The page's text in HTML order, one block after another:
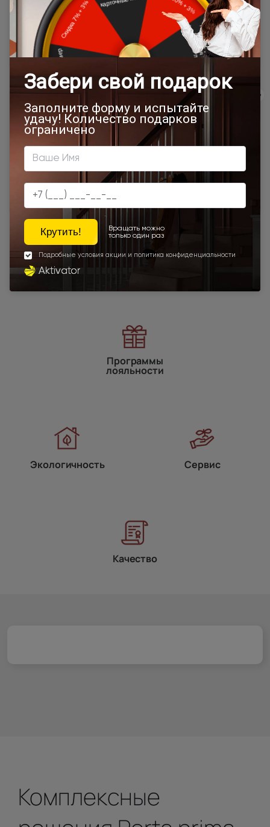
дилера в данном регионе или, при заказе через запрос с
сайта, отдельно рассчитывается менеджером интернет-
магазина.
Подробная информация о доставке
Товар относится к категориям:
500x1900 Межкомнатные двери 55х190 см
900x2000
Двери Neo Classic Decoro
500x1950 450x2000 650x2000 1000x2100
700x2200 900x1900 800x2100 700x2100
800x2200 900x2300
Наши преимущества
Программы
лояльности
Экологичность Сервис
Качество
Комплексные